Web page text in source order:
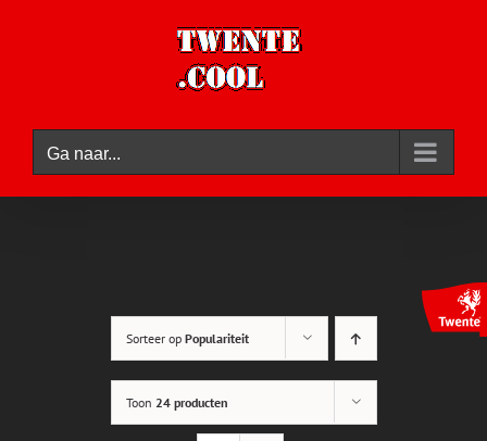
Ga naar...
Sorteer op Populariteit
Toon 24 producten